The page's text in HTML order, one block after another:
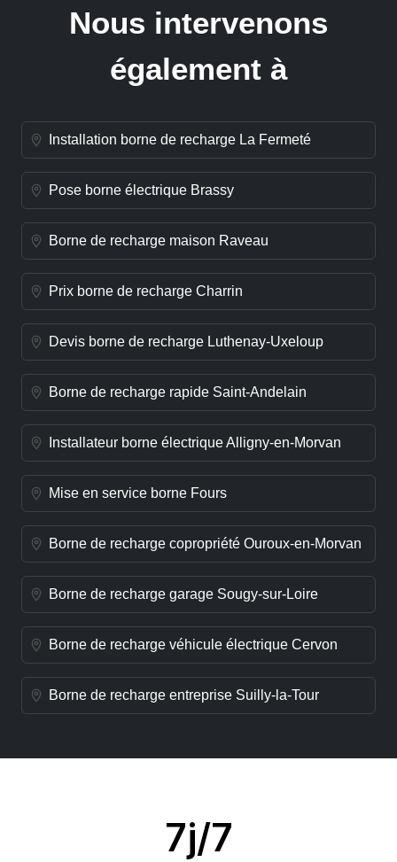
Nous intervenons
également à
Installation borne de recharge La Fermeté
Pose borne électrique Brassy
Borne de recharge maison Raveau
Prix borne de recharge Charrin
Devis borne de recharge Luthenay-Uxeloup
Borne de recharge rapide Saint-Andelain
Installateur borne électrique Alligny-en-Morvan
Mise en service borne Fours
Borne de recharge copropriété Ouroux-en-Morvan
Borne de recharge garage Sougy-sur-Loire
Borne de recharge véhicule électrique Cervon
Borne de recharge entreprise Suilly-la-Tour
7j/7